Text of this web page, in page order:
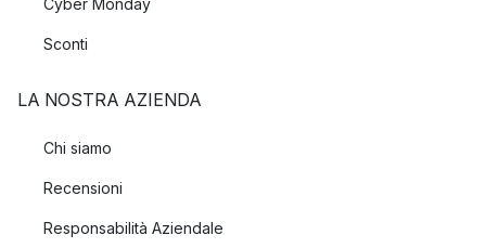
Cyber Monday
Sconti
LA NOSTRA AZIENDA
Chi siamo
Recensioni
Responsabilità Aziendale